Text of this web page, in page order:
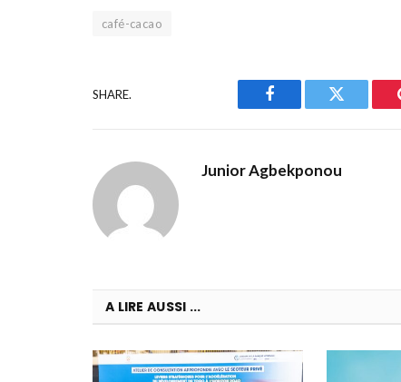
café-cacao
SHARE.
Facebook Twitter
Junior Agbekponou
A LIRE AUSSI ...